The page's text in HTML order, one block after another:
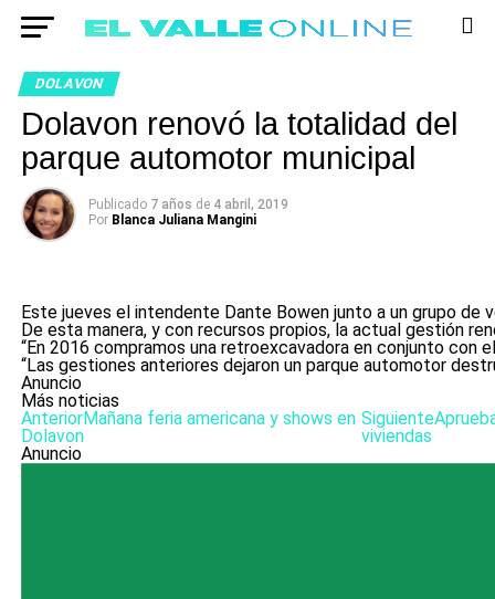
DOLAVON
Dolavon renovó la totalidad del
parque automotor municipal
Publicado 7 años de 4 abril, 2019
Por Blanca Juliana Mangini
Este jueves el intendente Dante Bowen junto a un grupo de
De esta manera, y con recursos propios, la actual gestión
“En 2016 compramos una retroexcavadora en conjunto con
“Las gestiones anteriores dejaron un parque automotor
Anuncio
Más noticias
Siguiente
viviendas
AnteriorMañana feria americana y shows en
Dolavon
Anuncio